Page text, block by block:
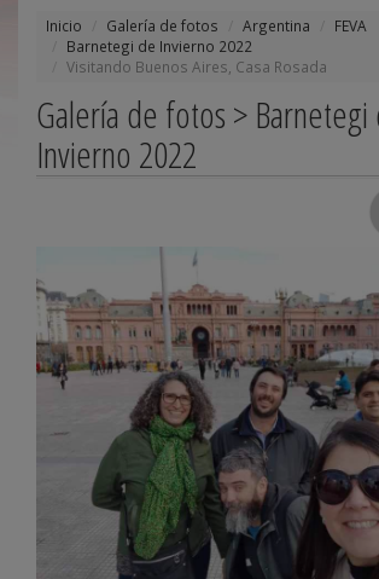
Inicio Galería de fotos Argentina
FEVA
Barnetegi de Invierno 2022
Visitando Buenos Aires, Casa Rosada
Galería de fotos > Barnetegi
Invierno 2022